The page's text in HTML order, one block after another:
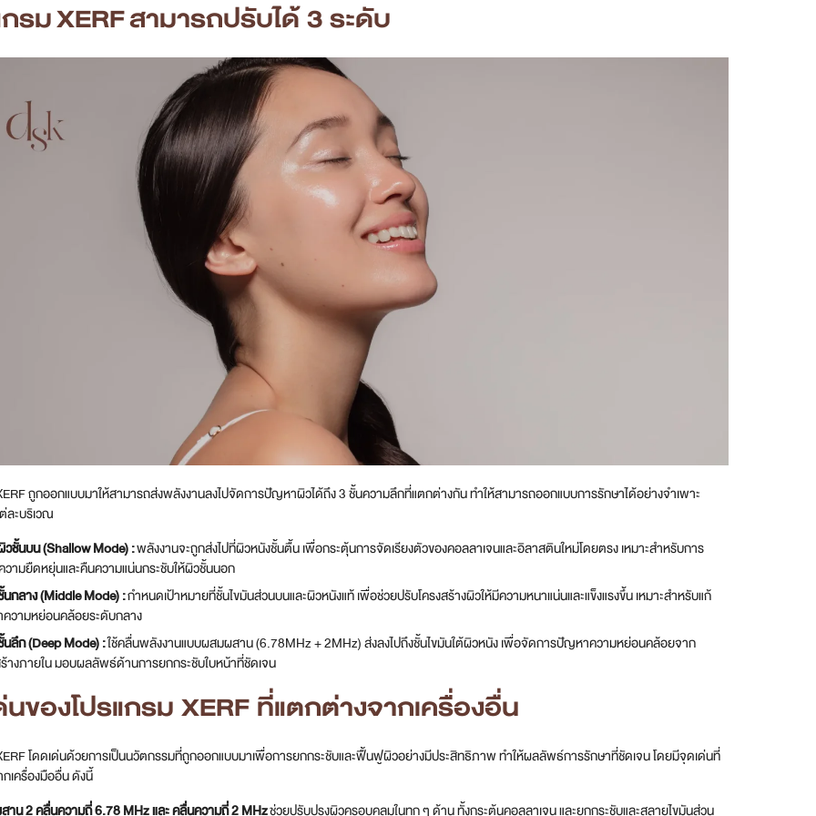
รมXERFสามารถปรับได้ 3 ระดับ
ถูกออกแบบมาให้สามารถส่งพลังงานลงไปจัดการปัญหาผิวได้ถึง 3 ชั้นความลึกที่แตกต่างกัน ทำให้สามารถออกแบบการรักษาได้อย่างจำเพาะ
ละบริเวณ
วชั้นบน (Shallow Mode) :พลังงานจะถูกส่งไปที่ผิวหนังชั้นตื้น เพื่อกระตุ้นการจัดเรียงตัวของคอลลาเจนและอิลาสตินใหม่โดยตรง เหมาะสำหรับการ
ามยืดหยุ่นและคืนความแน่นกระชับให้ผิวชั้นนอก
นกลาง (Middle Mode) :กำหนดเป้าหมายที่ชั้นไขมันส่วนบนและผิวหนังแท้ เพื่อช่วยปรับโครงสร้างผิวให้มีความหนาแน่นและแข็งแรงขึ้น เหมาะสำหรับแก้
วามหย่อนคล้อยระดับกลาง
นลึก (Deep Mode) :ใช้คลื่นพลังงานแบบผสมผสาน (6.78MHz + 2MHz) ส่งลงไปถึงชั้นไขมันใต้ผิวหนัง เพื่อจัดการปัญหาความหย่อนคล้อยจาก
ร้างภายใน มอบผลลัพธ์ด้านการยกกระชับใบหน้าที่ชัดเจน
ของโปรแกรม XERF ที่แตกต่างจากเครื่องอื่น
โดดเด่นด้วยการเป็นนวัตกรรมที่ถูกออกแบบมาเพื่อการยกกระชับและฟื้นฟูผิวอย่างมีประสิทธิภาพ ทำให้ผลลัพธ์การรักษาที่ชัดเจน โดยมีจุดเด่นที่
เครื่องมืออื่น ดังนี้
าน 2 คลื่นความถี่ 6.78 MHz และ คลื่นความถี่ 2 MHzช่วยปรับปรุงผิวครอบคลุมในทุก ๆ ด้าน ทั้งกระตุ้นคอลลาเจน และยกกระชับและสลายไขมันส่วน